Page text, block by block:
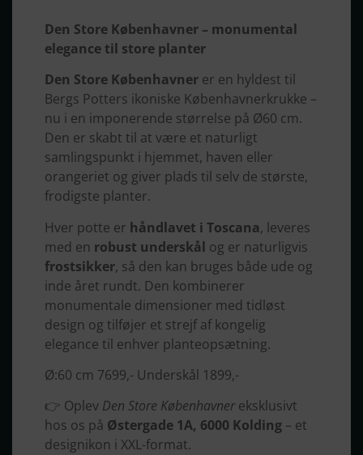
Den Store Københavner – monumental
elegance til store planter
Den Store Københavner er en hyldest til
Bergs Potters ikoniske Københavnerkrukke –
nu i en imponerende størrelse på Ø60 cm.
Den er skabt til at være et naturligt
samlingspunkt i hjemmet, haven eller
orangeriet og giver plads til selv de største,
frodigste planter.
Hver potte er håndlavet i Toscana, leveres
med en robust underskål og er naturligvis
frostsikker, så den kan bruges både ude og
inde året rundt. Den kombinerer
monumentale dimensioner med tidløst
design og tilføjer et strejf af kongelig
elegance til enhver planteopsætning.
Ø:60 cm 7699,- Underskål 1899,-
👉 Oplev Den Store Københavnereksklusivt
hos os på Østergade 1A, 6000 Kolding – et
designikon i XXL-format.